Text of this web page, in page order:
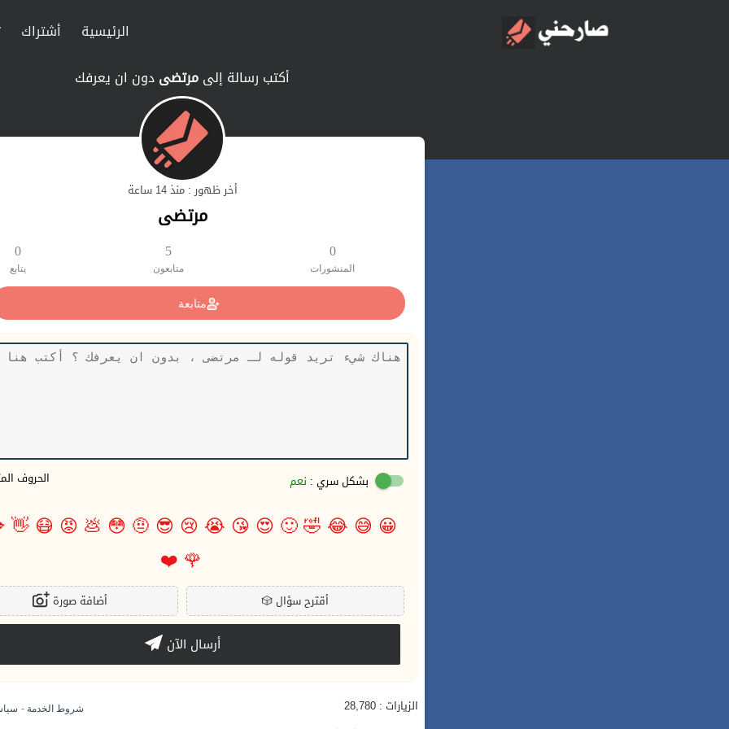
الرئيسية أشتراك
أكتب رسالة إلىمرتضىدون ان يعرفك
أخر ظهور : منذ 14 ساعة
مرتضى
0
المنشورات
5
متابعون
0
يتابع
متابعة
الحروف بشكل سري : نعم
😀
😅
😂
🤣
🙂
😍
😘
😭
😢
😎
🤨
😳
💩
😡
😷
👋
🌹
❤️
🎲أقترح سؤال أضافة صورة
أرسال الآن
الزيارات : 28,780 شروط الخدمة -